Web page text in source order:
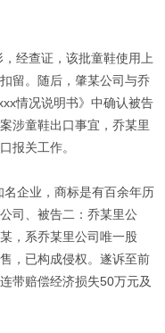
经查证，该批童鞋使用上
留。随后，肇某公司与乔
情况说明书》中确认被告
涉童鞋出口事宜，乔某里
报关工作。
名企业，商标是有百余年历
司、被告二：乔某里公
，系乔某里公司唯一股
，已构成侵权。遂诉至前
带赔偿经济损失50万元及